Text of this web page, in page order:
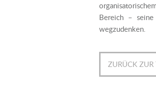
Bereich – seine
wegzudenken.
ZURÜCK